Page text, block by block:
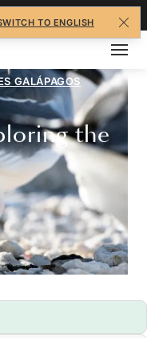
TO ENGLISH
GALÁPAGOS
the